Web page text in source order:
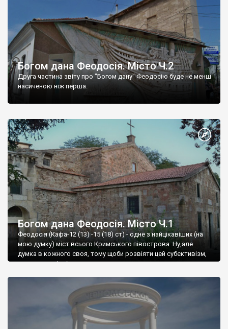
Богом дана Феодосія. Місто Ч.2
Друга частина звіту про "Богом дану" Феодосію буде не менш
насиченою ніж перша.
Богом дана Феодосія. Місто Ч.1
Феодосія (Кафа-12 (13) -15 (18) ст) - одне з найцікавіших (на
мою думку) міст всього Кримського півострова .Ну,але
думка в кожного своя, тому щоби розвіяти цей субєктивізм,
запрошую відвідати це